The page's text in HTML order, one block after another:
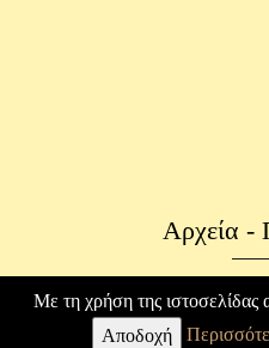
Αρχεία -
Φωτογραφικό Αρχείο
Με τη χρήση της
Αποδοχή